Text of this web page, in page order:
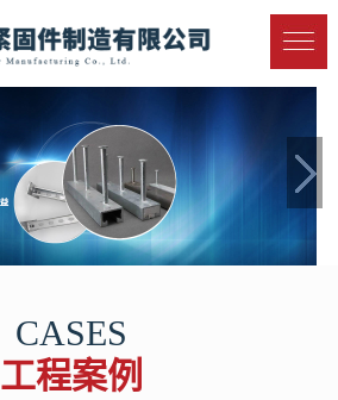
CASES
工程案例